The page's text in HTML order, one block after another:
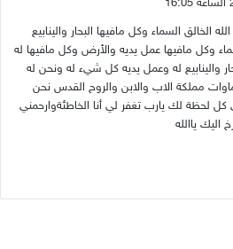
الخالق السماء وكل مافيها البحار والينابيع
وكل مافيها عمل يديه والأرض وكل مافيها له
والينابيع له وعمل يديه كل شيء له ونحن له
مملكة الاب والابن والروح القدس نحن
كل لحظة لك يارب تغفر لي أنا الخاطئةوارحمني
اليك ياالله